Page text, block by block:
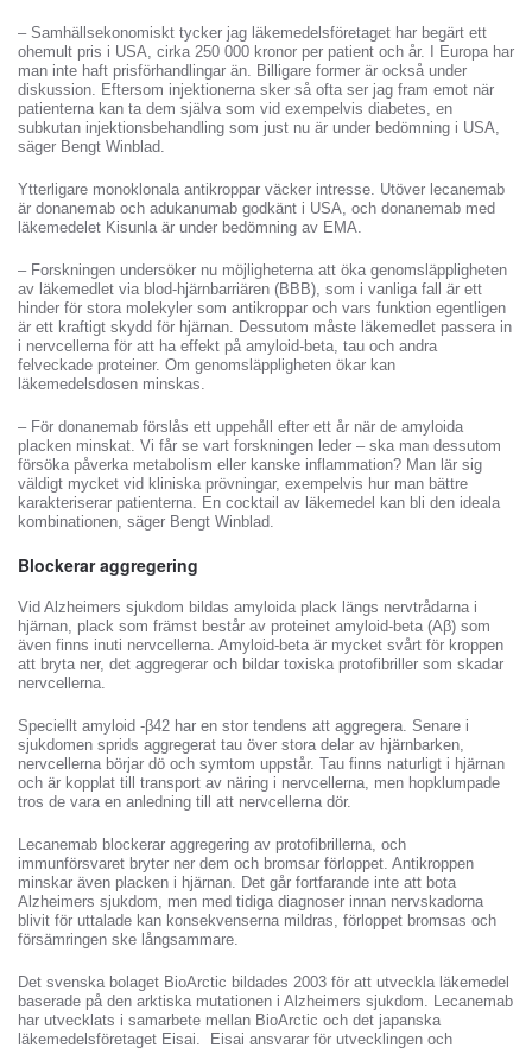
– Samhällsekonomiskt tycker jag läkemedelsföretaget har begärt ett
ohemult pris i USA, cirka 250 000 kronor per patient och år. I Europa har
man inte haft prisförhandlingar än. Billigare former är också under
diskussion. Eftersom injektionerna sker så ofta ser jag fram emot när
patienterna kan ta dem själva som vid exempelvis diabetes, en
subkutan injektionsbehandling som just nu är under bedömning i USA,
säger Bengt Winblad.
Ytterligare monoklonala antikroppar väcker intresse. Utöver lecanemab
är donanemab och adukanumab godkänt i USA, och donanemab med
läkemedelet Kisunla är under bedömning av EMA.
– Forskningen undersöker nu möjligheterna att öka genomsläppligheten
av läkemedlet via blod-hjärnbarriären (BBB), som i vanliga fall är ett
hinder för stora molekyler som antikroppar och vars funktion egentligen
är ett kraftigt skydd för hjärnan. Dessutom måste läkemedlet passera in
i nervcellerna för att ha effekt på amyloid-beta, tau och andra
felveckade proteiner. Om genomsläppligheten ökar kan
läkemedelsdosen minskas.
– För donanemab förslås ett uppehåll efter ett år när de amyloida
placken minskat. Vi får se vart forskningen leder – ska man dessutom
försöka påverka metabolism eller kanske inflammation? Man lär sig
väldigt mycket vid kliniska prövningar, exempelvis hur man bättre
karakteriserar patienterna. En cocktail av läkemedel kan bli den ideala
kombinationen, säger Bengt Winblad.
Blockerar aggregering
Vid Alzheimers sjukdom bildas amyloida plack längs nervtrådarna i
hjärnan, plack som främst består av proteinet amyloid-beta (Aβ) som
även finns inuti nervcellerna. Amyloid-beta är mycket svårt för kroppen
att bryta ner, det aggregerar och bildar toxiska protofibriller som skadar
nervcellerna.
Speciellt amyloid -β42 har en stor tendens att aggregera. Senare i
sjukdomen sprids aggregerat tau över stora delar av hjärnbarken,
nervcellerna börjar dö och symtom uppstår. Tau finns naturligt i hjärnan
och är kopplat till transport av näring i nervcellerna, men hopklumpade
tros de vara en anledning till att nervcellerna dör.
Lecanemab blockerar aggregering av protofibrillerna, och
immunförsvaret bryter ner dem och bromsar förloppet. Antikroppen
minskar även placken i hjärnan. Det går fortfarande inte att bota
Alzheimers sjukdom, men med tidiga diagnoser innan nervskadorna
blivit för uttalade kan konsekvenserna mildras, förloppet bromsas och
försämringen ske långsammare.
Det svenska bolaget BioArctic bildades 2003 för att utveckla läkemedel
baserade på den arktiska mutationen i Alzheimers sjukdom. Lecanemab
har utvecklats i samarbete mellan BioArctic och det japanska
läkemedelsföretaget Eisai. Eisai ansvarar för utvecklingen och